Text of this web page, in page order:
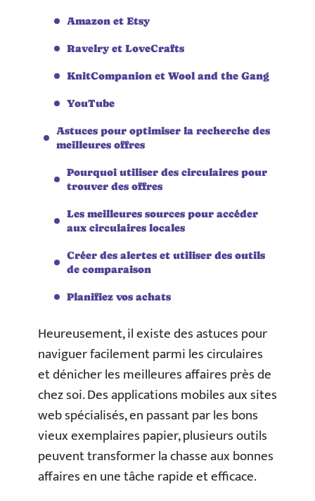
Amazon et Etsy
Ravelry et LoveCrafts
KnitCompanion et Wool and the Gang
YouTube
Astuces pour optimiser la recherche des
meilleures offres
Pourquoi utiliser des circulaires pour
trouver des offres
Les meilleures sources pour accéder
aux circulaires locales
Créer des alertes et utiliser des outils
de comparaison
Planifiez vos achats
Heureusement, il existe des astuces pour
naviguer facilement parmi les circulaires
et dénicher les meilleures affaires près de
chez soi. Des applications mobiles aux sites
web spécialisés, en passant par les bons
vieux exemplaires papier, plusieurs outils
peuvent transformer la chasse aux bonnes
affaires en une tâche rapide et efficace.